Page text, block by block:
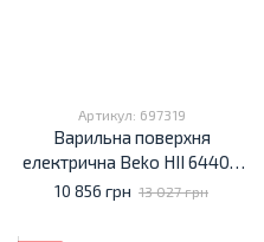
Артикул: 697319
Варильна поверхня
електрична Beko HII 64400
MT
10 856 грн 13 027 грн